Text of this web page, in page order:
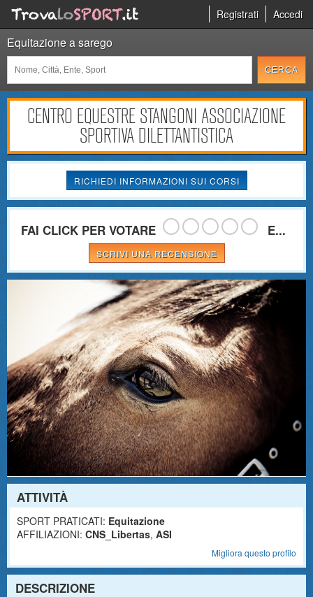
Registrati Accedi
Equitazione a sarego
CENTRO EQUESTRE STANGONI ASSOCIAZIONE
SPORTIVA DILETTANTISTICA
RICHIEDI INFORMAZIONI SUI CORSI
FAI CLICK PER VOTARE E...
SCRIVI UNA RECENSIONE
ATTIVITÀ
SPORT PRATICATI: Equitazione
AFFILIAZIONI: CNS_Libertas, ASI
Migliora questo profilo
DESCRIZIONE